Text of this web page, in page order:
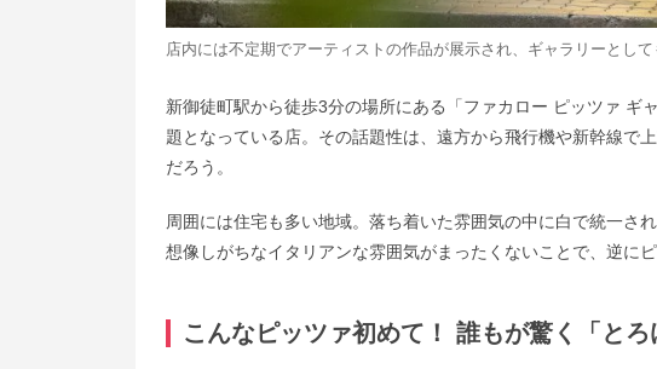
店内には不定期でアーティストの作品が展示され、ギャラリーとして
新御徒町駅から徒歩3分の場所にある「ファカロー ピッツァ ギ
題となっている店。その話題性は、遠方から飛行機や新幹線で
だろう。
周囲には住宅も多い地域。落ち着いた雰囲気の中に白で統一さ
想像しがちなイタリアンな雰囲気がまったくないことで、逆に
こんなピッツァ初めて！ 誰もが驚く「とろ